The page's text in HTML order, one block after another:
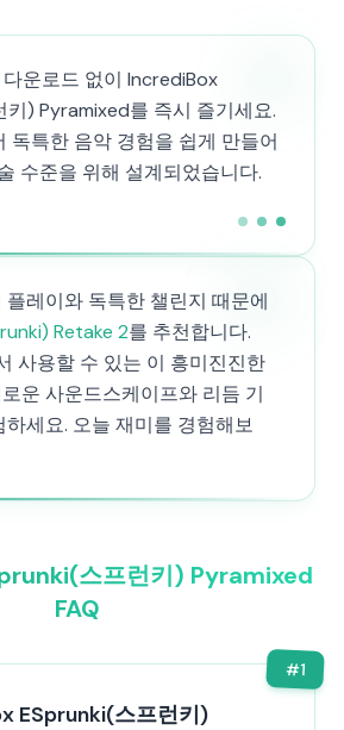
운로드 없이 IncrediBox
키) Pyramixed를 즉시 즐기세요.
독특한 음악 경험을 쉽게 만들어
수준을 위해 설계되었습니다.
플레이와 독특한 챌린지 때문에
Retake 2를 추천합니다.
사용할 수 있는 이 흥미진진한
운 사운드스케이프와 리듬 기
하세요. 오늘 재미를 경험해보
스프런키) Pyramixed
FAQ
#1
ESprunki(스프런키)